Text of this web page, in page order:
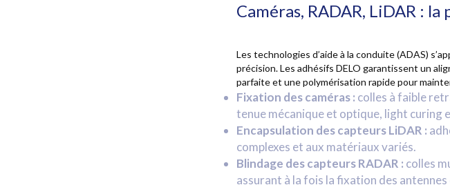
Caméras, RADAR, LiDAR :
Les technologies d’aide à la conduite (ADAS)
précision. Les adhésifs DELO garantissent un
parfaite et une polymérisation rapide pour
Fixation des caméras : colles à faible
tenue mécanique et optique, light curing
Encapsulation des capteurs LiDAR :
complexes et aux matériaux variés.
Blindage des capteurs RADAR : colles
assurant à la fois la fixation des antennes